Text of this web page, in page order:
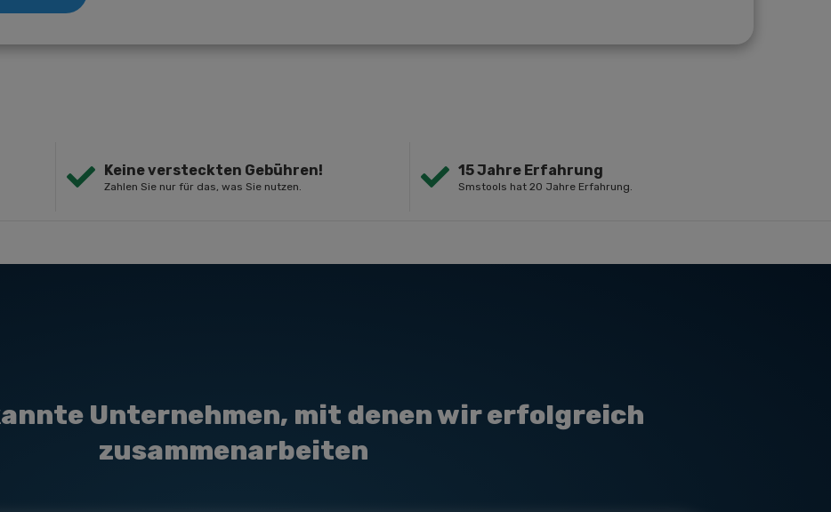
Keine versteckten Gebühren!
Zahlen Sie nur für das, was Sie nutzen.
15 Jahre Erfahrung
Smstools hat 20 Jahre Erfahrung.
Unternehmen, mit denen wir erfolgreich
zusammenarbeiten